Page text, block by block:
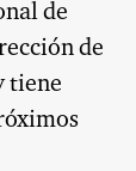
de
de
tiene